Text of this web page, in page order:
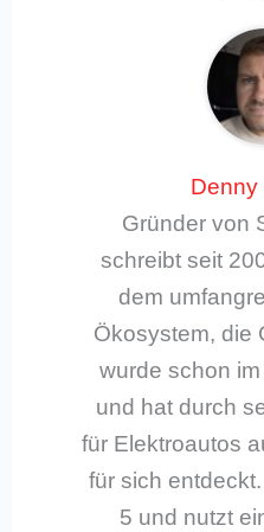
Denny
Gründer von
schreibt seit
dem
Ökosystem, die
wurde schon im
und hat durch
für Elektroautos
für sich
5 und nutzt